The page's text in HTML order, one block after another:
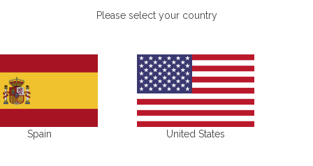
COMPRAR
Beneficios
Please select your country
Spain United States